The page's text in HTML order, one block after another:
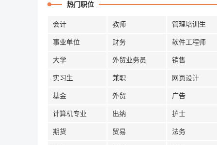
热门职位
会计 教师 管理培训生
事业单位 财务 软件工程师
大学 外贸业务员 销售
实习生 兼职 网页设计
基金 外贸 广告
计算机专业 出纳 护士
期货 贸易 法务